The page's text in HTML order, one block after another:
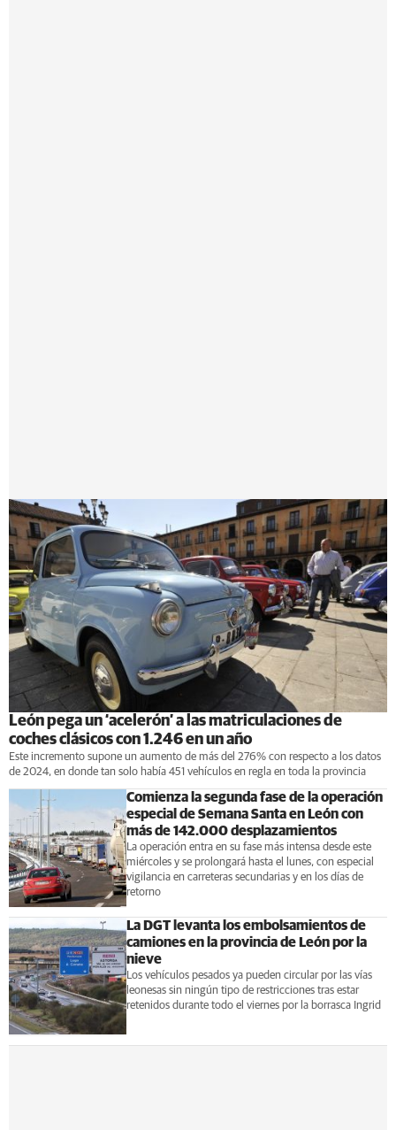
León pega un ‘acelerón’ a las matriculaciones de
coches clásicos con 1.246 en un año
Este incremento supone un aumento de más del 276% con respecto a los datos
de 2024, en donde tan solo había 451 vehículos en regla en toda la provincia
Comienza la segunda fase de la operación
especial de Semana Santa en León con
más de 142.000 desplazamientos
La operación entra en su fase más intensa desde este
miércoles y se prolongará hasta el lunes, con especial
vigilancia en carreteras secundarias y en los días de
retorno
La DGT levanta los embolsamientos de
camiones en la provincia de León por la
nieve
Los vehículos pesados ya pueden circular por las vías
leonesas sin ningún tipo de restricciones tras estar
retenidos durante todo el viernes por la borrasca Ingrid